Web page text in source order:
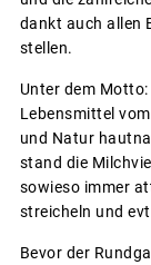
dankt auch allen
stellen.
Unter dem
Lebensmittel
und Natur
stand die
sowieso immer
streicheln und
Bevor der